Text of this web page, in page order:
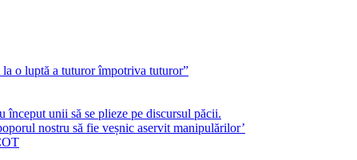
o luptă a tuturor împotriva tuturor”
unii să se plieze pe discursul păcii.
nostru să fie veșnic aservit manipulărilor’